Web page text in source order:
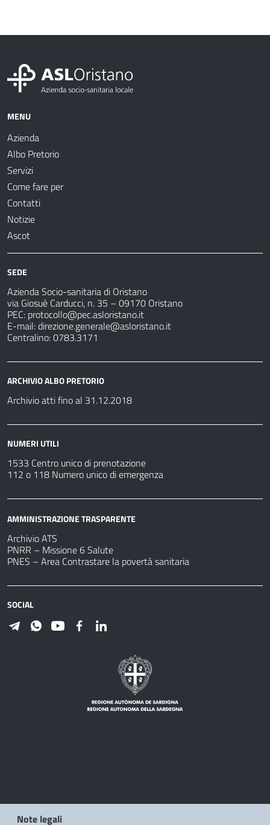
MENU
Azienda
Albo Pretorio
Servizi
Come fare per
Contatti
Notizie
Ascot
SEDE
Azienda Socio-sanitaria di Oristano
via Giosuè Carducci, n. 35 – 09170 Oristano
PEC: protocollo@pec.asloristano.it
E-mail:direzione.generale@asloristano.it
Centralino: 0783.3171
ARCHIVIO ALBO PRETORIO
Archivio atti fino al 31.12.2018
NUMERI UTILI
1533 Centro unico di prenotazione
112 o 118 Numero unico di emergenza
AMMINISTRAZIONE TRASPARENTE
Archivio ATS
PNRR – Missione 6 Salute
PNES – Area Contrastare la povertà sanitaria
SOCIAL
Note legali